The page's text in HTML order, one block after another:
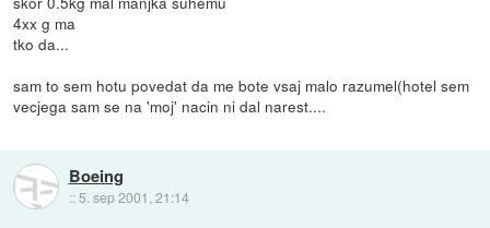
4xx g ma
tko da...
sam to sem hotu povedat da me bote vsaj malo razumel(hotel sem
vecjega sam se na 'moj' nacin ni dal narest....
Boeing
:: 5. sep 2001, 21:14